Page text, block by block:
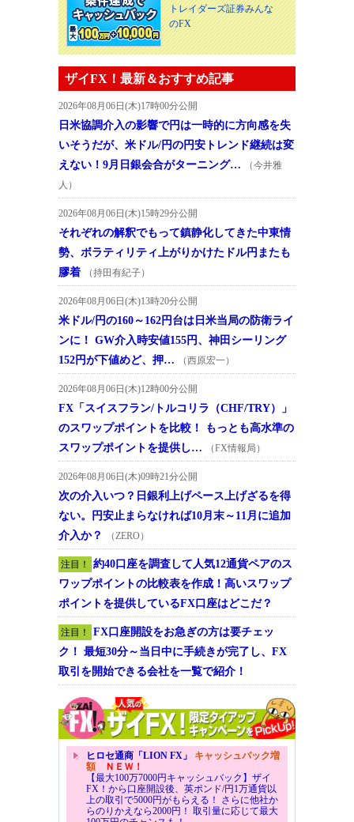
トレイダーズ証券みんな
のFX
ザイFX！最新＆おすすめ記事
2026年08月06日(木)17時00分公開
日米協調介入の影響で円は一時的に方向感を失
いそうだが、米ドル/円の円安トレンド継続は変
えない！9月日銀会合がターニング…
（今井雅
人）
2026年08月06日(木)15時29分公開
それぞれの解釈でもって鎮静化してきた中東情
勢、ボラティリティ上がりかけたドル円またも
膠着
（持田有紀子）
2026年08月06日(木)13時20分公開
米ドル/円の160～162円台は日米当局の防衛ライ
ンに！ GW介入時安値155円、神田シーリング
152円が下値めど、押…
（西原宏一）
2026年08月06日(木)12時00分公開
FX「スイスフラン/トルコリラ（CHF/TRY）」
のスワップポイントを比較！ もっとも高水準の
スワップポイントを提供し…
（FX情報局）
2026年08月06日(木)09時21分公開
次の介入いつ？日銀利上げペース上げざるを得
ない。円安止まらなければ10月末～11月に追加
介入か？
（ZERO）
注目！
約40口座を調査して人気12通貨ペアのス
ワップポイントの比較表を作成！高いスワップ
ポイントを提供しているFX口座はどこだ？
注目！
FX口座開設をお急ぎの方は要チェッ
ク！ 最短30分～当日中に手続きが完了し、FX
取引を開始できる会社を一覧で紹介！
ヒロセ通商「LION FX」 キャッシュバック増
額ＮＥＷ！
【最大100万7000円キャッシュバック】ザイ
FX！から口座開設後、英ポンド/円1万通貨以
上の取引で5000円がもらえる！ さらに他社か
らのりかえなら2000円！ 取引量に応じて最大